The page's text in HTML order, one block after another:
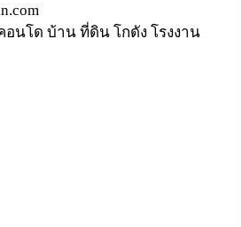
นโด บ้าน ที่ดิน โกดัง โรงงาน